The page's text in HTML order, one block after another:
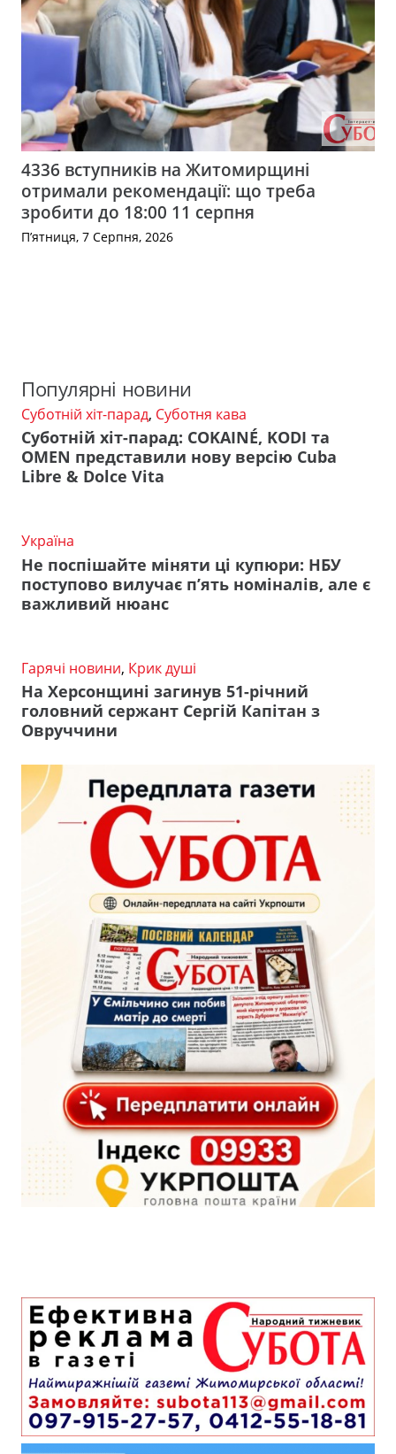
4336 вступників на Житомирщині
отримали рекомендації: що треба
зробити до 18:00 11 серпня
П’ятниця, 7 Серпня, 2026
Популярні новини
Суботній хіт-парад, Суботня кава
Суботній хіт-парад: COKAINÉ, KODI та
OMEN представили нову версію Cuba
Libre & Dolce Vita
Україна
Не поспішайте міняти ці купюри: НБУ
поступово вилучає п’ять номіналів, але є
важливий нюанс
Гарячі новини, Крик душі
На Херсонщині загинув 51-річний
головний сержант Сергій Капітан з
Овруччини